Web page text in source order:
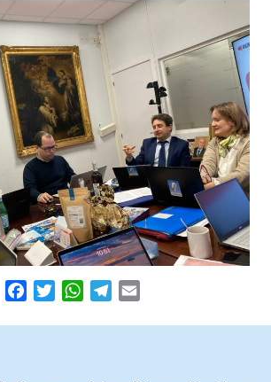
Facebook
TwitterWhatsApp
Telegram